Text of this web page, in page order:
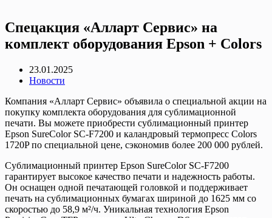
Спецакция «Алларт Сервис» на
комплект оборудования Epson + Colors
23.01.2025
Новости
Компания «Алларт Сервис» объявила о специальной акции на
покупку комплекта оборудования для сублимационной
печати. Вы можете приобрести сублимационный принтер
Epson SureColor SC-F7200 и каландровый термопресс Colors
1720P по специальной цене, сэкономив более 200 000 рублей.
Сублимационный принтер Epson SureColor SC-F7200
гарантирует высокое качество печати и надежность работы.
Он оснащен одной печатающей головкой и поддерживает
печать на сублимационных бумагах шириной до 1625 мм со
скоростью до 58,9 м²/ч. Уникальная технология Epson